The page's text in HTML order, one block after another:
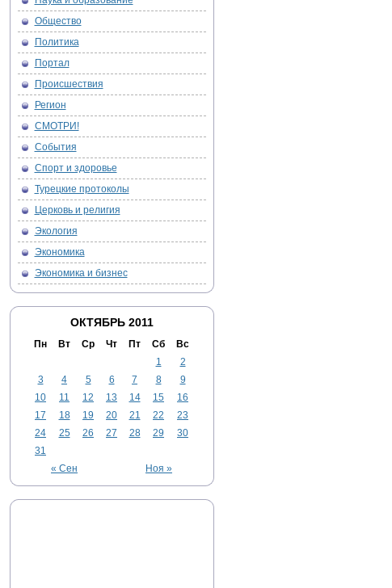
Общество
Политика
Портал
Происшествия
Регион
СМОТРИ!
События
Спорт и здоровье
Турецкие протоколы
Церковь и религия
Экология
Экономика
Экономика и бизнес
ОКТЯБРЬ 2011
Пн Вт Ср Чт Пт Сб Вс
« Сен Ноя »
1
2
3
4 5 6 7 8
9
10
11 12 13 14 15
16
17
18 19 20 21 22
23
24
25 26 27 28 29
30
31